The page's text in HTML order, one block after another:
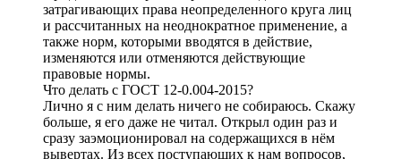
затрагивающих права неопределенного круга лиц
и рассчитанных на неоднократное применение, а
также норм, которыми вводятся в действие,
изменяются или отменяются действующие
правовые нормы.
Что делать с ГОСТ 12-0.004-2015?
Лично я с ним делать ничего не собираюсь. Скажу
больше, я его даже не читал. Открыл один раз и
сразу заэмоционировал на содержащихся в нём
вывертах. Из всех поступающих к нам вопросов,